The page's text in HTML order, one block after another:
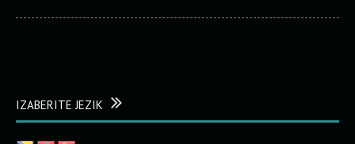
IZABERITE JEZIK